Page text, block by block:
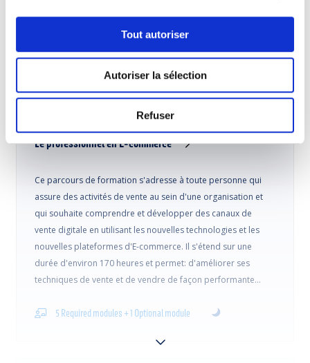
Tout autoriser
Autoriser la sélection
Refuser
This course is linked to profiles
Le professionnel en E-commerce
Ce parcours de formation s'adresse à toute personne qui
assure des activités de vente au sein d'une organisation et
qui souhaite comprendre et développer des canaux de
vente digitale en utilisant les nouvelles technologies et les
nouvelles plateformes d'E-commerce. Il s'étend sur une
durée d'environ 170 heures et permet: d'améliorer ses
techniques de vente et de vendre de façon performante…
5 Required modules + 1 Optional module